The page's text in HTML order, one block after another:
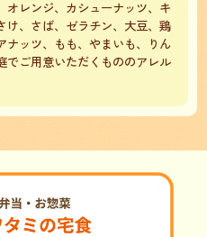
オレンジ、カシューナッツ、キ
け、さば、ゼラチン、大豆、鶏
ナッツ、もも、やまいも、りん
でご用意いただくもののアレル